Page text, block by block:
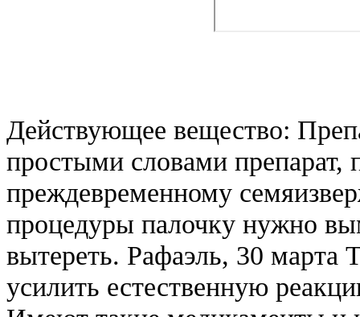
Действующее вещество:
простыми словами препарат,
преждевременному
процедуры палочку нужно
вытереть. Рафаэль, 30 марта
усилить естественную